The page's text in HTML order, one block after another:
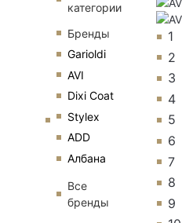
категории
Бренды
Garioldi
AVI
Dixi Coat
Stylex
ADD
Албана
Все
бренды
1
2
3
4
5
6
7
8
9